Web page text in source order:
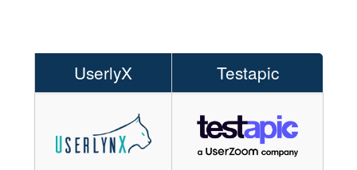
UserlyX Testapic